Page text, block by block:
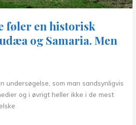
føler en historisk
og Samaria. Men
undersøgelse, som man sandsynligvis
og i øvrigt heller ikke i de mest